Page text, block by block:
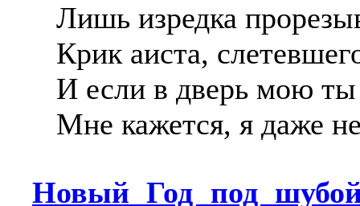
Лишь изредка
Крик аиста,
И если в дверь мою
Мне кажется, я даже
Новый Год под